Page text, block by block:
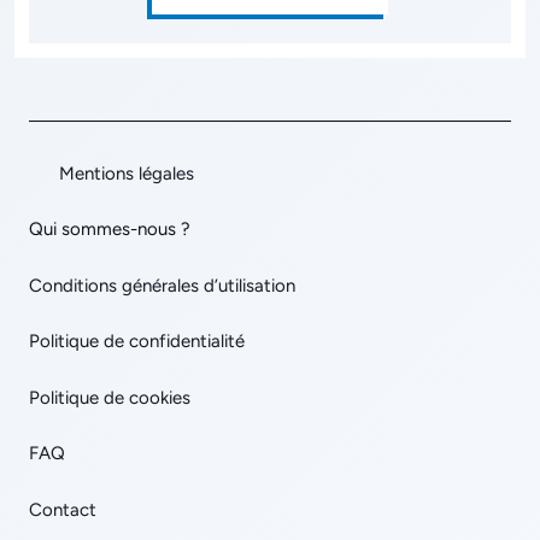
Mentions légales
Qui sommes-nous ?
Conditions générales d’utilisation
Politique de confidentialité
Politique de cookies
FAQ
Contact